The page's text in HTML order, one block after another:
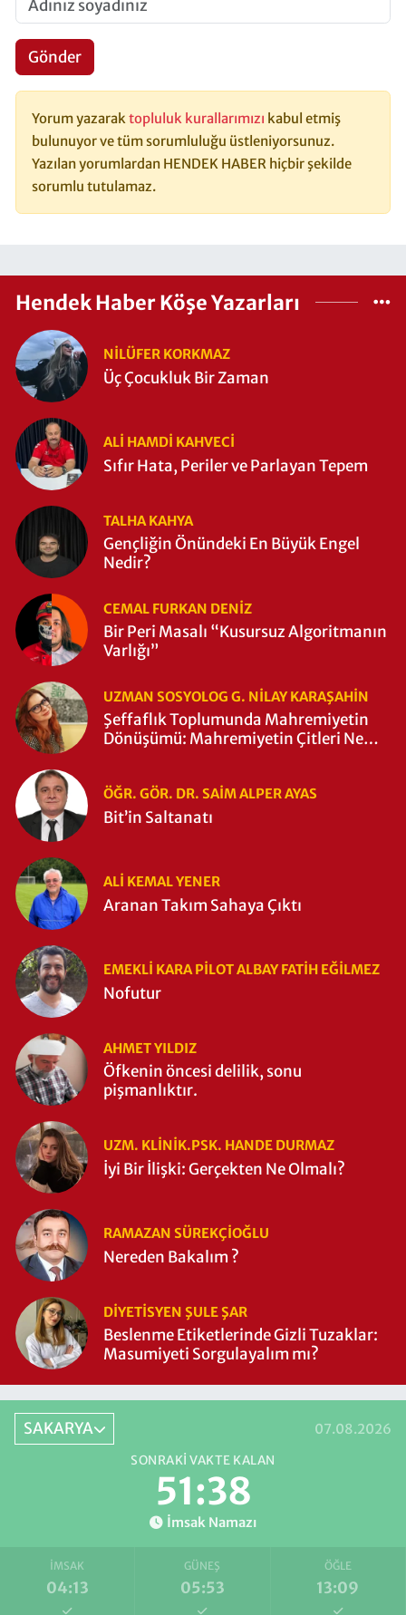
Gönder
Yorum yazaraktopluluk kurallarımızı kabul etmiş
bulunuyor ve tüm sorumluluğu üstleniyorsunuz.
Yazılan yorumlardan HENDEK HABER hiçbir şekilde
sorumlu tutulamaz.
Hendek Haber Köşe Yazarları
NILÜFER KORKMAZ
Üç Çocukluk Bir Zaman
ALI HAMDI KAHVECİ
Sıfır Hata, Periler ve Parlayan Tepem
TALHA KAHYA
Gençliğin Önündeki En Büyük Engel
Nedir?
CEMAL FURKAN DENİZ
Bir Peri Masalı “Kusursuz Algoritmanın
Varlığı”
UZMAN SOSYOLOG G. NILAY KARAŞAHİN
Şeffaflık Toplumunda Mahremiyetin
Dönüşümü: Mahremiyetin Çitleri Ne
ÖĞR. GÖR. DR. SAIM ALPER AYAS
Bit’in Saltanatı
ALI KEMAL YENER
Aranan Takım Sahaya Çıktı
EMEKLI KARA PILOT ALBAY FATIH EĞİLMEZ
Nofutur
AHMET YILDIZ
Öfkenin öncesi delilik, sonu
pişmanlıktır.
UZM. KLINIK.PSK. HANDE DURMAZ
İyi Bir İlişki: Gerçekten Ne Olmalı?
RAMAZAN SÜREKÇIOĞLU
Nereden Bakalım ?
DIYETISYEN ŞULE ŞAR
Beslenme Etiketlerinde Gizli Tuzaklar:
Masumiyeti Sorgulayalım mı?
SAKARYA 07.08.2026
SONRAKI VAKTE KALAN
51:37
İmsak Namazı
İMSAK
04:13
GÜNEŞ
05:53
ÖĞLE
13:09